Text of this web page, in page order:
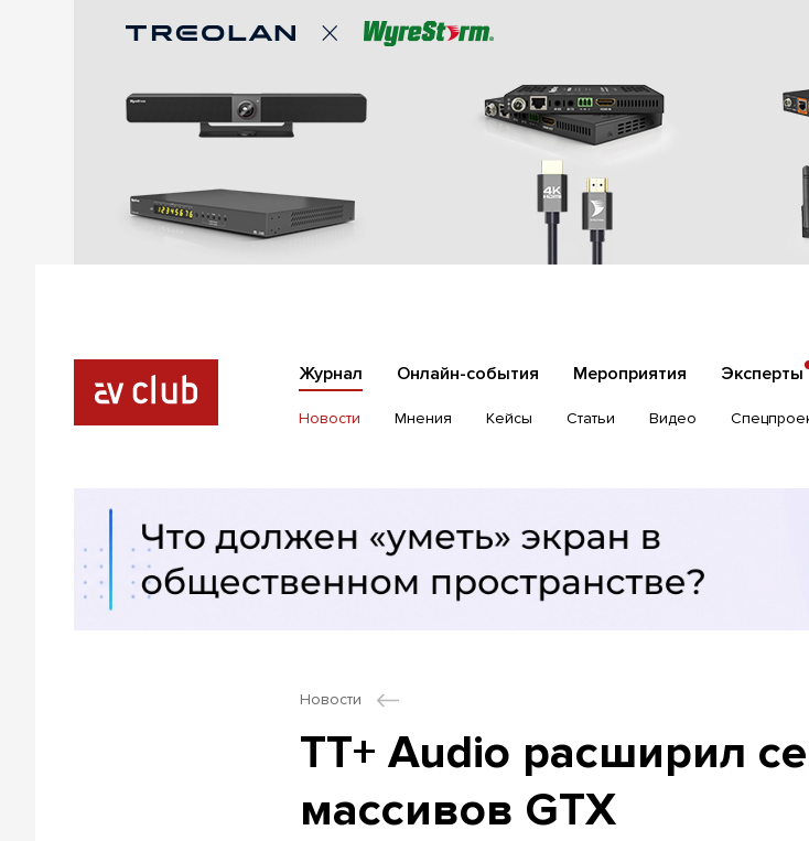
Журнал Онлайн-события Мероприятия Эксперты
Новости Мнения Кейсы Статьи Видео
Новости
TT+ Audio расширил
массивов GTX